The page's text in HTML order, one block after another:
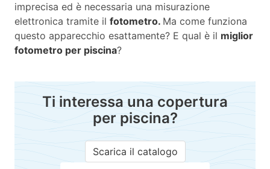
imprecisa ed è necessaria una misurazione
elettronica tramite il fotometro. Ma come funziona
questo apparecchio esattamente? E qual è il miglior
fotometro per piscina?
Ti interessa una copertura
per piscina?
Scarica il catalogo